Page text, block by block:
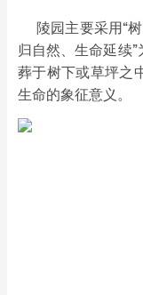
陵园主要采用“树
归自然、生命延续
葬于树下或草坪之
生命的象征意义。